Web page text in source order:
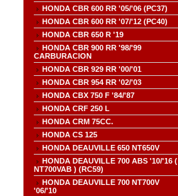
HONDA CBR 600 RR '05/'06 (PC37)
HONDA CBR 600 RR '07/'12 (PC40)
HONDA CBR 650 R '19
HONDA CBR 900 RR '98/'99
CARBURACION
HONDA CBR 929 RR '00/'01
HONDA CBR 954 RR '02/'03
HONDA CBX 750 F '84/'87
HONDA CRF 250 L
HONDA CRM 75CC.
HONDA CS 125
HONDA DEAUVILLE 650 NT650V
HONDA DEAUVILLE 700 ABS '10/'16 (
NT700VAB ) (RC59)
HONDA DEAUVILLE 700 NT700V
'06/'10